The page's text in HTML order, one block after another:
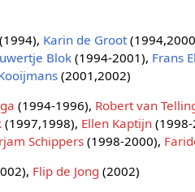
(1994), Karin de Groot
Blok (1994-2001), Frans
(2001,2002)
(1994-1996), Robert van
(1997,1998), Ellen Kaptijn
Schippers (1998-2000),
Flip de Jong (2002)